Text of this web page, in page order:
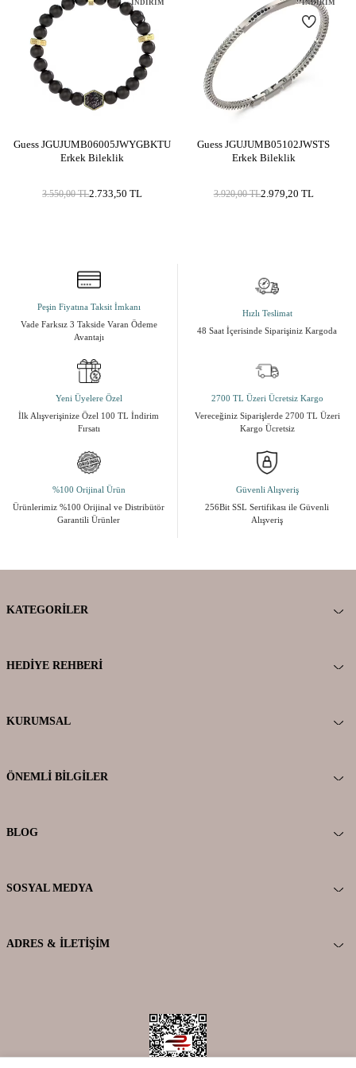
Metal Cinsi Paslanmaz Çelik
Kategori
Taş Cinsi Zirkon / Cubic Zirconia
Materyal Rengi Sarı Altın / Gold
İNDIRIM
Guess JGUJUMB06005JWYGBKTU
Erkek Bileklik
3.550,00TL2.733,50 TL
İNDIRIM
Guess JGUJUMB05102JWSTS
Erkek Bileklik
3.920,00TL2.979,20 TL
Peşin Fiyatına Taksit İmkanı
Vade Farksız 3 Takside Varan Ödeme
Avantajı
Hızlı Teslimat
48 Saat İçerisinde Siparişiniz Kargoda
Yeni Üyelere Özel
İlk Alışverişinize Özel 100 TL İndirim
Fırsatı
2700 TL Üzeri Ücretsiz Kargo
Vereceğiniz Siparişlerde 2700 TL Üzeri
Kargo Ücretsiz
%100 Orijinal Ürün
Ürünlerimiz %100 Orijinal ve Distribütör
Garantili Ürünler
Güvenli Alışveriş
256Bit SSL Sertifikası ile Güvenli
Alışveriş
KATEGORILER
HEDIYE REHBERI
KURUMSAL
ÖNEMLI BILGILER
BLOG
SOSYAL MEDYA
ADRES & İLETIŞIM